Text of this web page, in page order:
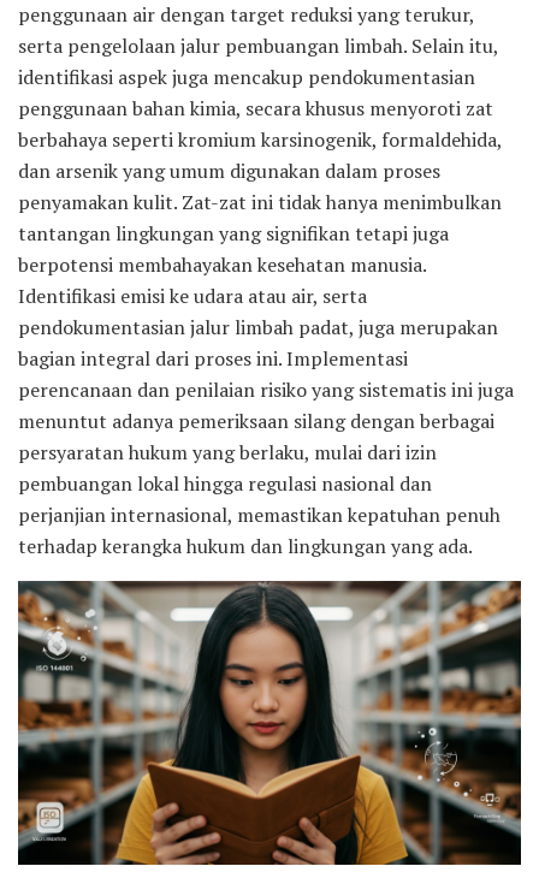
penggunaan air dengan target reduksi yang terukur,
serta pengelolaan jalur pembuangan limbah. Selain itu,
identifikasi aspek juga mencakup pendokumentasian
penggunaan bahan kimia, secara khusus menyoroti zat
berbahaya seperti kromium karsinogenik, formaldehida,
dan arsenik yang umum digunakan dalam proses
penyamakan kulit. Zat-zat ini tidak hanya menimbulkan
tantangan lingkungan yang signifikan tetapi juga
berpotensi membahayakan kesehatan manusia.
Identifikasi emisi ke udara atau air, serta
pendokumentasian jalur limbah padat, juga merupakan
bagian integral dari proses ini. Implementasi
perencanaan dan penilaian risiko yang sistematis ini juga
menuntut adanya pemeriksaan silang dengan berbagai
persyaratan hukum yang berlaku, mulai dari izin
pembuangan lokal hingga regulasi nasional dan
perjanjian internasional, memastikan kepatuhan penuh
terhadap kerangka hukum dan lingkungan yang ada.